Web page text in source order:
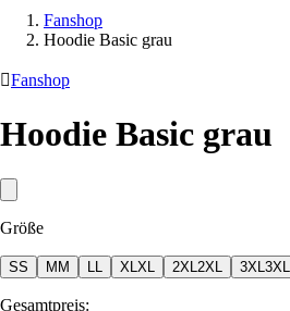
Fanshop
Hoodie Basic grau
Fanshop
Hoodie Basic grau
Größe
SS M M XL XL 2XL 2XL 3XL 3XL
Gesamtpreis: